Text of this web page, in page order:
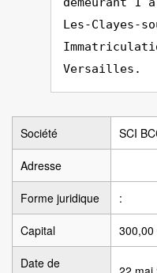
Les-Clayes-
Versailles.
Société SCI
Adresse
Forme juridique :
Capital 300,00
Date de